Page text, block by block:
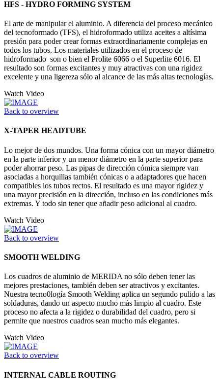
HFS - HYDRO FORMING SYSTEM
El arte de manipular el aluminio. A diferencia del proceso mecánico
del tecnoformado (TFS), el hidroformado utiliza aceites a altísima
presión para poder crear formas extraordinariamente complejas en
todos los tubos. Los materiales utilizados en el proceso de
hidroformado son o bien el Prolite 6066 o el Superlite 6016. El
resultado son formas excitantes y muy atractivas con una rigidez
excelente y una ligereza sólo al alcance de las más altas tecnologías.
Watch Video
Back to overview
X-TAPER HEADTUBE
Lo mejor de dos mundos. Una forma cónica con un mayor diámetro
en la parte inferior y un menor diámetro en la parte superior para
poder ahorrar peso. Las pipas de dirección cómica siempre van
asociadas a horquillas también cónicas o a adaptadores que hacen
compatibles los tubos rectos. El resultado es una mayor rigidez y
una mayor precisión en la dirección, incluso en las condiciones más
extremas. Y todo sin tener que añadir peso adicional al cuadro.
Watch Video
Back to overview
SMOOTH WELDING
Los cuadros de aluminio de MERIDA no sólo deben tener las
mejores prestaciones, también deben ser atractivos y excitantes.
Nuestra tecno0logía Smooth Welding aplica un segundo pulido a las
soldaduras, dando un aspecto mucho más limpio al cuadro. Este
proceso no afecta a la rigidez o durabilidad del cuadro, pero si
permite que nuestros cuadros sean mucho más elegantes.
Watch Video
Back to overview
INTERNAL CABLE ROUTING